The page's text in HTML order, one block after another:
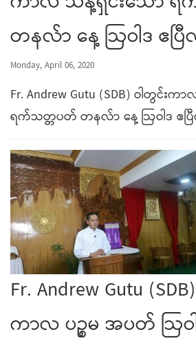
တနလ်ာ နေ့ ဩဝါဒ ဧပြီ
Monday, April 06, 2020
Fr. Andrew Gutu (SDB) ဝါတွင်း
ရက်သတ္တပတ် တနလ်ာ နေ့ ဩဝါဒ ဧပြီ
Fr. Andrew Gutu
ကာလ ပဉ္စမ အပတ် ဩဝါ